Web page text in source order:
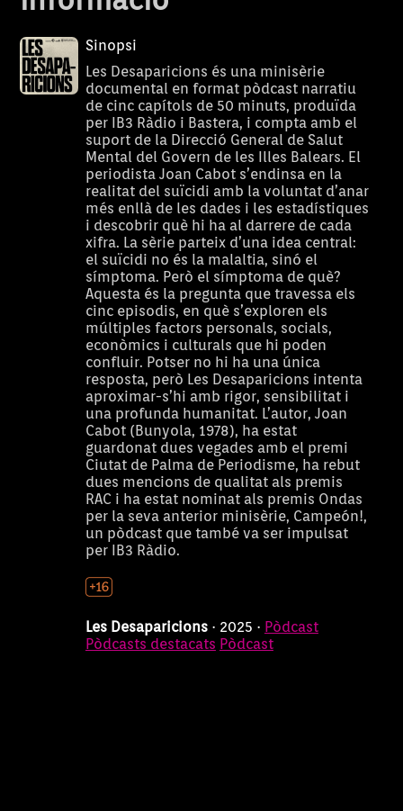
Sinopsi
Les Desaparicions és una minisèrie
documental en format pòdcast narratiu
de cinc capítols de 50 minuts, produïda
per IB3 Ràdio i Bastera, i compta amb el
suport de la Direcció General de Salut
Mental del Govern de les Illes Balears. El
periodista Joan Cabot s’endinsa en la
realitat del suïcidi amb la voluntat d’anar
més enllà de les dades i les estadístiques
i descobrir què hi ha al darrere de cada
xifra. La sèrie parteix d’una idea central:
el suïcidi no és la malaltia, sinó el
símptoma. Però el símptoma de què?
Aquesta és la pregunta que travessa els
cinc episodis, en què s’exploren els
múltiples factors personals, socials,
econòmics i culturals que hi poden
confluir. Potser no hi ha una única
resposta, però Les Desaparicions intenta
aproximar-s’hi amb rigor, sensibilitat i
una profunda humanitat. L’autor, Joan
Cabot (Bunyola, 1978), ha estat
guardonat dues vegades amb el premi
Ciutat de Palma de Periodisme, ha rebut
dues mencions de qualitat als premis
RAC i ha estat nominat als premis Ondas
per la seva anterior minisèrie, Campeón!,
un pòdcast que també va ser impulsat
per IB3 Ràdio.
Les Desaparicions · 2025 · Pòdcast
Pòdcasts destacats Pòdcast